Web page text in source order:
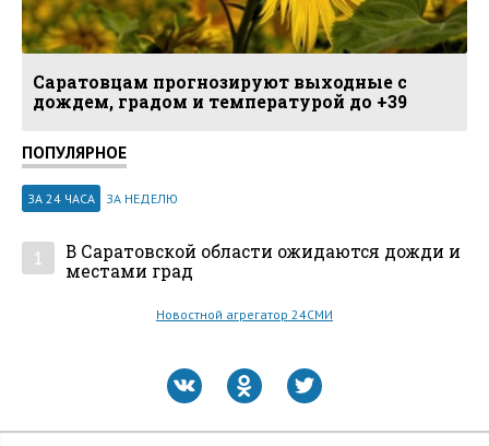
Саратовцам прогнозируют выходные с
дождем, градом и температурой до +39
ПОПУЛЯРНОЕ
ЗА 24 ЧАСА ЗА НЕДЕЛЮ
1
В Саратовской области ожидаются дожди и
местами град
Новостной агрегатор 24СМИ